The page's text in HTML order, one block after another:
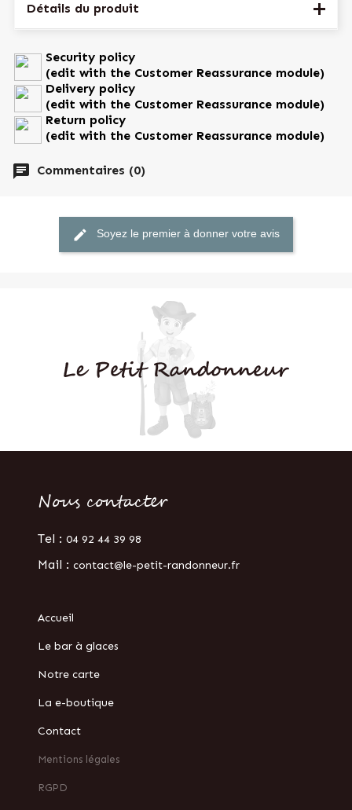
Détails du produit
Référence CALISSON0.75
Fiche technique
Parfum
Calisson
Références spécifiques
Security policy
(edit with the Customer Reassurance module)
Delivery policy
(edit with the Customer Reassurance module)
Return policy
(edit with the Customer Reassurance module)
chat Commentaires (0)
edit Soyez le premier à donner votre avis
Nous contacter
Tel : 04 92 44 39 98
Mail : contact@le-petit-randonneur.fr
Accueil
Le bar à glaces
Notre carte
La e-boutique
Contact
Mentions légales
RGPD